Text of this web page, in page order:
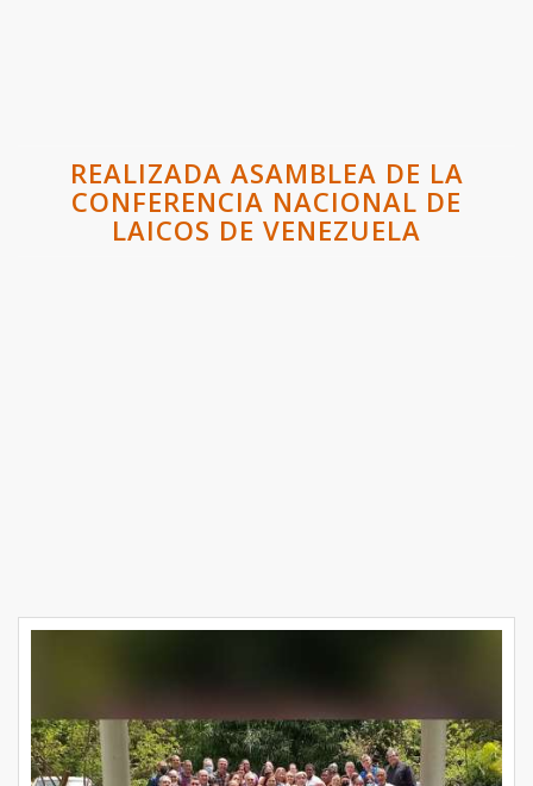
REALIZADA ASAMBLEA DE LA
CONFERENCIA NACIONAL DE
LAICOS DE VENEZUELA